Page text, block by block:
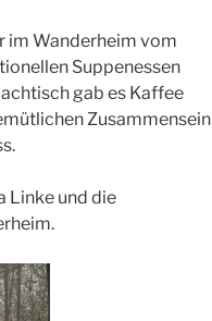
im Wanderheim vom
Suppenessen
gab es Kaffee
Zusammensein
Linke und die